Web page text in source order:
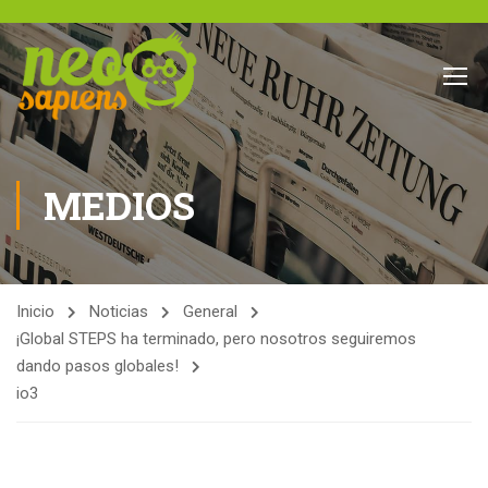
MEDIOS
Inicio Noticias
General
¡Global STEPS ha terminado, pero nosotros seguiremos
dando pasos globales!
io3